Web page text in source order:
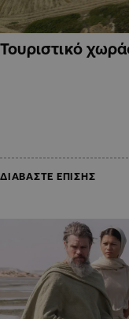
Τουριστικό
ΔΙΑΒΑΣΤΕ ΕΠΙΣΗΣ